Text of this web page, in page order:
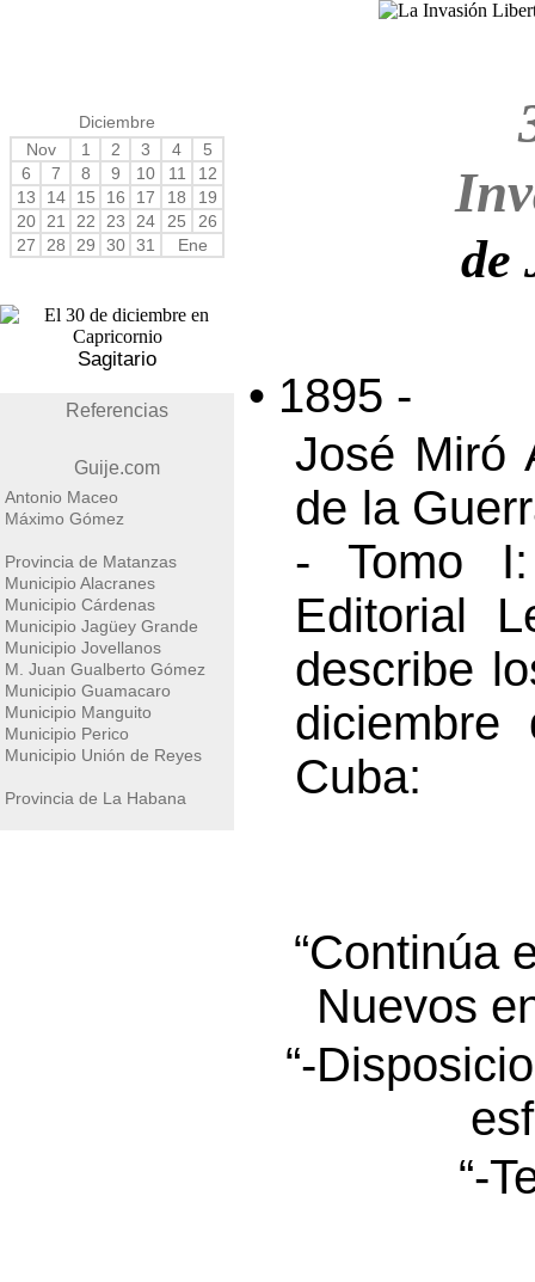
Diciembre
Nov
1 2 3 4
5
6
7 8 9 10 11
12
13
14 15 16 17 18
19
20
21 22 23 24 25
26
27
28 29 30 31 Ene
Sagitario
Referencias
Guije.com
Antonio Maceo
Máximo Gómez
Provincia de Matanzas
Municipio Alacranes
Municipio Cárdenas
Municipio Jagüey Grande
Municipio Jovellanos
M. Juan Gualberto Gómez
Municipio Guamacaro
Municipio Manguito
Municipio Perico
Municipio Unión de Reyes
Provincia de La Habana
de
• 1895 -
José Miró
de la
- Tomo
Editorial
describe
Cuba:
“Continúa
Nuevos
“-
“-